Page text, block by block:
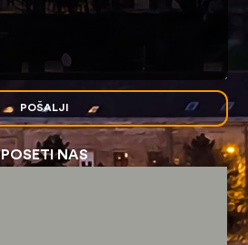
POŠALJI
POSETI NAS